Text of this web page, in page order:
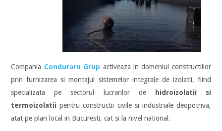
Compania Conduraru Grup activeaza in domeniul constructiilor
prin furnizarea si montajul sistemelor integrale de izolatii, fiind
specializata pe sectorul lucrarilor de
hidroizolatii si
termoizolatii pentru constructii civile si industriale deopotriva,
atat pe plan local in Bucuresti, cat si la nivel national.